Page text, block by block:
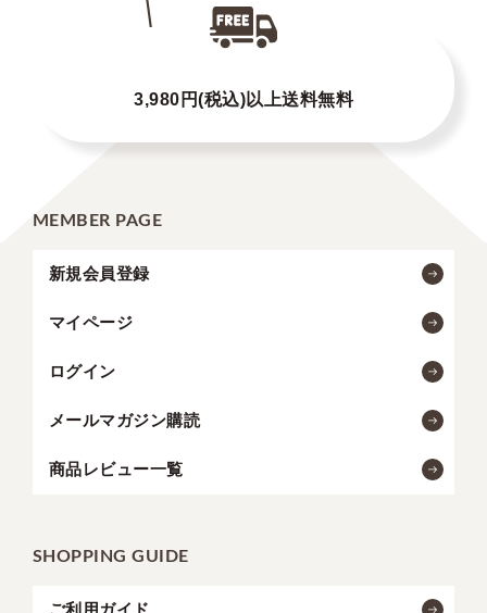
3,980円(税込)以上送料無料
MEMBER PAGE
新規会員登録
マイページ
ログイン
メールマガジン購読
商品レビュー一覧
SHOPPING GUIDE
ご利用ガイド